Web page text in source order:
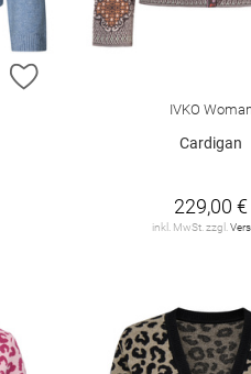
ZUR WUNSCHLISTE
IVKO
Cardigan
229,00 €
inkl. MwSt. zzgl.